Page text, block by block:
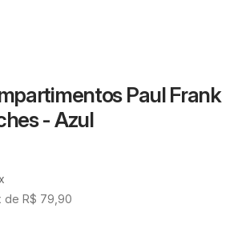
Paul Frank
- Azul
de R$ 79 90